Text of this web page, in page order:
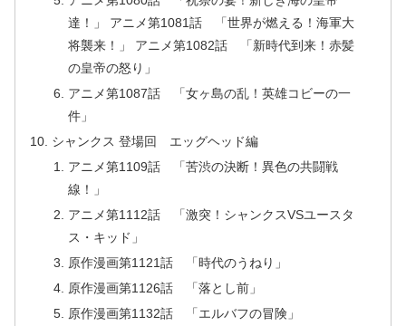
達！」 アニメ第1081話 「世界が燃える！海軍大
将襲来！」 アニメ第1082話 「新時代到来！赤髪
の皇帝の怒り」
アニメ第1087話 「女ヶ島の乱！英雄コビーの一
件」
シャンクス 登場回 エッグヘッド編
アニメ第1109話 「苦渋の決断！異色の共闘戦
線！」
アニメ第1112話 「激突！シャンクスVSユースタ
ス・キッド」
原作漫画第1121話 「時代のうねり」
原作漫画第1126話 「落とし前」
原作漫画第1132話 「エルバフの冒険」